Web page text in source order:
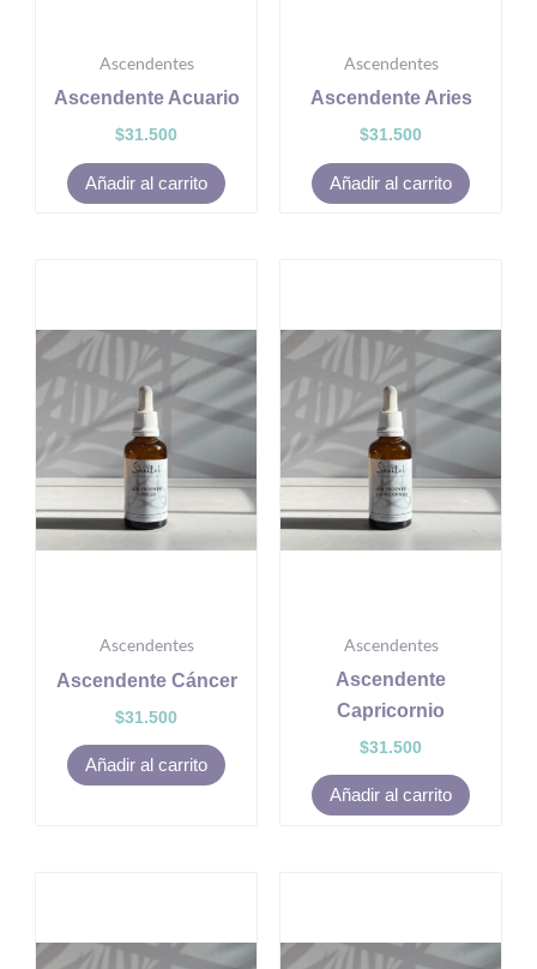
Ascendentes
Ascendente Acuario
$31.500
Añadir al carrito
Ascendentes
Ascendente Aries
$31.500
Añadir al carrito
Ascendentes
Ascendente Cáncer
$31.500
Añadir al carrito
Ascendentes
Ascendente
Capricornio
$31.500
Añadir al carrito